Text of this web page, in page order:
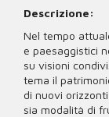
Descrizione:
Nel tempo
e paesaggistici
su visioni
tema il
di nuovi
sia modalità di